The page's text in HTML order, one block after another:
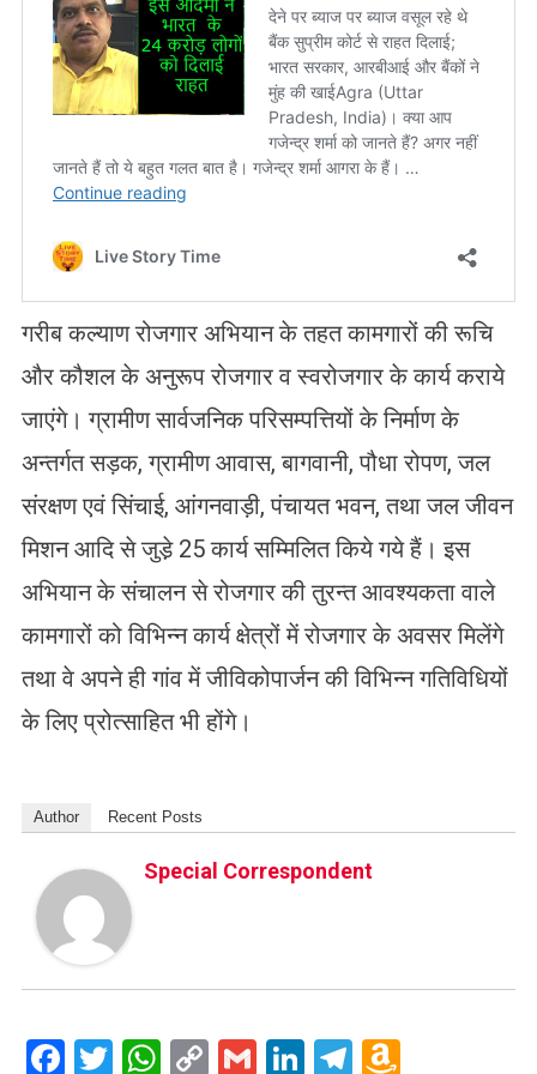
गरीब कल्याण रोजगार अभियान के तहत कामगारों की रूचि
और कौशल के अनुरूप रोजगार व स्वरोजगार के कार्य कराये
जाएंगे। ग्रामीण सार्वजनिक परिसम्पत्तियों के निर्माण के
अन्तर्गत सड़क, ग्रामीण आवास, बागवानी, पौधा रोपण, जल
संरक्षण एवं सिंचाई, आंगनवाड़ी, पंचायत भवन, तथा जल जीवन
मिशन आदि से जुडे़ 25 कार्य सम्मिलित किये गये हैं। इस
अभियान के संचालन से रोजगार की तुरन्त आवश्यकता वाले
कामगारों को विभिन्न कार्य क्षेत्रों में रोजगार के अवसर मिलेंगे
तथा वे अपने ही गांव में जीविकोपार्जन की विभिन्न गतिविधियों
के लिए प्रोत्साहित भी होंगे।
Author Recent Posts
Special Correspondent
Facebook
Twitter
WhatsApp
CopyGmailLinkedIn
Telegram
Amazon